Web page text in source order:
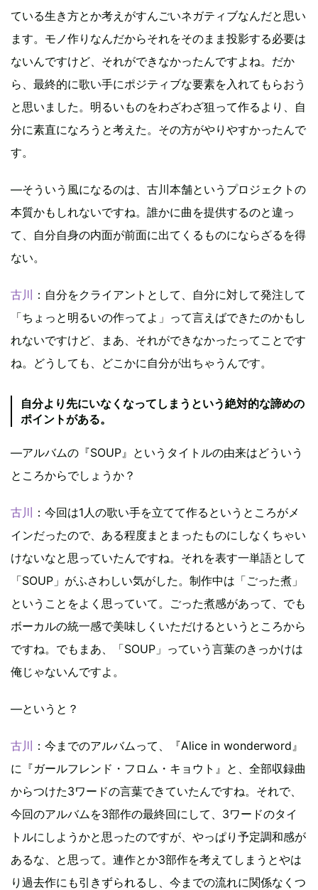
ている生き方とか考えがすんごいネガティブなんだと思い
ます。モノ作りなんだからそれをそのまま投影する必要は
ないんですけど、それができなかったんですよね。だか
ら、最終的に歌い手にポジティブな要素を入れてもらおう
と思いました。明るいものをわざわざ狙って作るより、自
分に素直になろうと考えた。その方がやりやすかったんで
す。
―そういう風になるのは、古川本舗というプロジェクトの
本質かもしれないですね。誰かに曲を提供するのと違っ
て、自分自身の内面が前面に出てくるものにならざるを得
ない。
古川 ：自分をクライアントとして、自分に対して発注して
「ちょっと明るいの作ってよ」って言えばできたのかもし
れないですけど、まあ、それができなかったってことです
ね。どうしても、どこかに自分が出ちゃうんです。
自分より先にいなくなってしまうという絶対的な諦めの
ポイントがある。
―アルバムの『SOUP』というタイトルの由来はどういう
ところからでしょうか？
古川 ：今回は1人の歌い手を立てて作るというところがメ
インだったので、ある程度まとまったものにしなくちゃい
けないなと思っていたんですね。それを表す一単語として
「SOUP」がふさわしい気がした。制作中は「ごった煮」
ということをよく思っていて。ごった煮感があって、でも
ボーカルの統一感で美味しくいただけるというところから
ですね。でもまあ、「SOUP」っていう言葉のきっかけは
俺じゃないんですよ。
―というと？
古川 ：今までのアルバムって、『Alice in wonderword』
に『ガールフレンド・フロム・キョウト』と、全部収録曲
からつけた3ワードの言葉できていたんですね。それで、
今回のアルバムを3部作の最終回にして、3ワードのタイ
トルにしようかと思ったのですが、やっぱり予定調和感が
あるな、と思って。連作とか3部作を考えてしまうとやは
り過去作にも引きずられるし、今までの流れに関係なくつ